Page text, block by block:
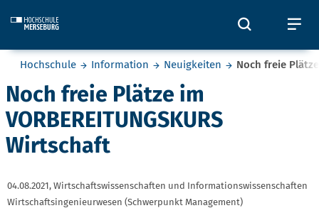
Öffnet
Sie befinden sich hier:
Hochschule Information Neuigkeiten Noch freie Plätze
Noch freie Plätze im
VORBEREITUNGSKURS
Wirtschaft
04.08.2021, Wirtschaftswissenschaften und Informationswissenschaften
Wirtschaftsingenieurwesen (Schwerpunkt Management)